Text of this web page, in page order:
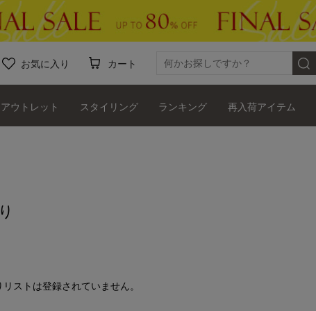
お気に入り カート
アウトレット スタイリング ランキング 再入荷アイテム
ストは登録されていません。